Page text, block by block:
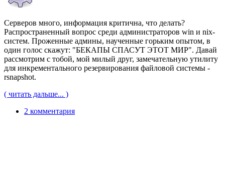
Серверов много, информация критична, что делать?
Распространенный вопрос среди администраторов win и nix-
систем. Проженные админы, наученные горьким опытом, в
один голос скажут: "БЕКАПЫ СПАСУТ ЭТОТ МИР". Давай
рассмотрим с тобой, мой милый друг, замечательную утилиту
для инкрементального резервирования файловой системы -
rsnapshot.
( читать дальше... )
2 комментария